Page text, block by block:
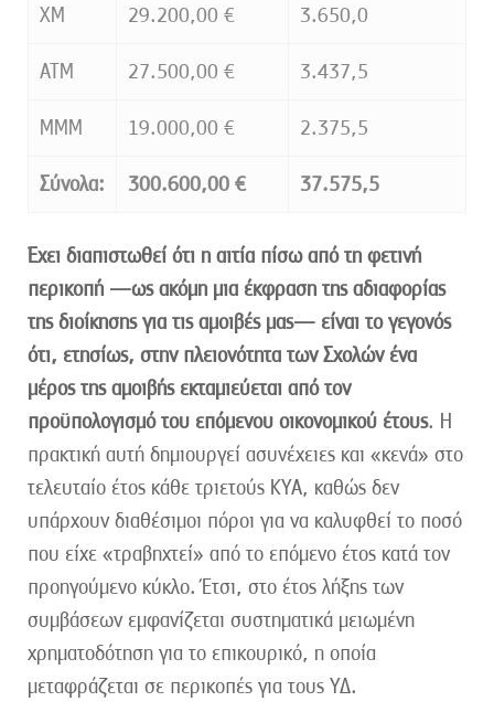
ΧΜ 29.200,00 € 3.650,0
ΑΤΜ 27.500,00 € 3.437,5
ΜΜΜ 19.000,00 € 2.375,5
Σύνολα: 300.600,00 € 37.575,5
Έχει διαπιστωθεί ότι η αιτία πίσω από τη φετινή
περικοπή —ως ακόμη μια έκφραση της αδιαφορίας
της διοίκησης για τις αμοιβές μας— είναι το γεγονός
ότι, ετησίως, στην πλειονότητα των Σχολών ένα
μέρος της αμοιβής εκταμιεύεται από τον
προϋπολογισμό του επόμενου οικονομικού έτους. Η
πρακτική αυτή δημιουργεί ασυνέχειες και «κενά» στο
τελευταίο έτος κάθε τριετούς ΚΥΑ, καθώς δεν
υπάρχουν διαθέσιμοι πόροι για να καλυφθεί το ποσό
που είχε «τραβηχτεί» από το επόμενο έτος κατά τον
προηγούμενο κύκλο. Έτσι, στο έτος λήξης των
συμβάσεων εμφανίζεται συστηματικά μειωμένη
χρηματοδότηση για το επικουρικό, η οποία
μεταφράζεται σε περικοπές για τους ΥΔ.